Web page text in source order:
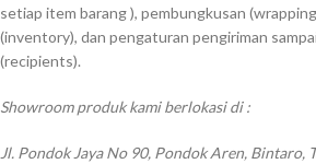
setiap item barang ), pembungkusan
(inventory), dan pengaturan pengiriman
(recipients).
Showroom produk kami berlokasi di :
Jl. Pondok Jaya No 90, Pondok Aren, Bintaro,